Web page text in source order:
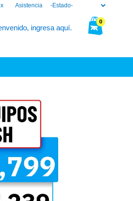
Asistencia
0
ingresa aquí.